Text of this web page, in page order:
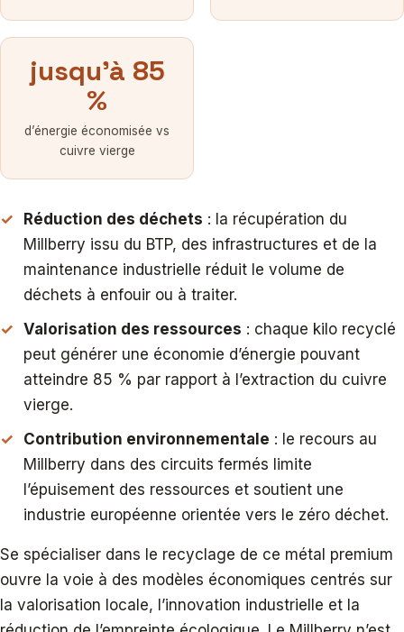
jusqu’à 85
%
d’énergie économisée vs
cuivre vierge
Réduction des déchets : la récupération du
Millberry issu du BTP, des infrastructures et de la
maintenance industrielle réduit le volume de
déchets à enfouir ou à traiter.
Valorisation des ressources : chaque kilo recyclé
peut générer une économie d’énergie pouvant
atteindre 85 % par rapport à l’extraction du cuivre
vierge.
Contribution environnementale : le recours au
Millberry dans des circuits fermés limite
l’épuisement des ressources et soutient une
industrie européenne orientée vers le zéro déchet.
Se spécialiser dans le recyclage de ce métal premium
ouvre la voie à des modèles économiques centrés sur
la valorisation locale, l’innovation industrielle et la